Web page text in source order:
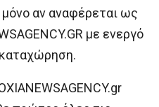
αν αναφέρεται ως
με ενεργό